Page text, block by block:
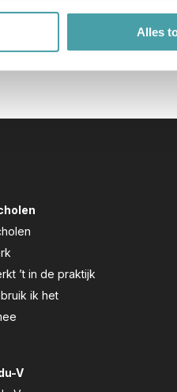
Alles
deze bijeenkomst? Stuur een
’t in de praktijk
ik het
V